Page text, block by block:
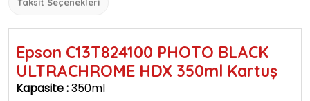
Taksit Seçenekleri
Epson C13T824100 PHOTO BLACK
ULTRACHROME HDX 350ml Kartuş
Kapasite :350ml